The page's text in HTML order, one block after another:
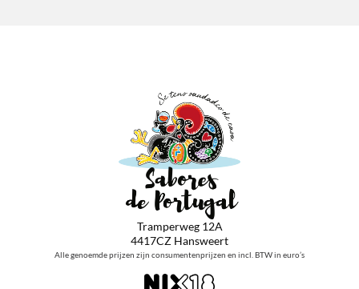
Tramperweg 12A
4417CZ Hansweert
Alle genoemde prijzen zijn consumentenprijzen en incl. BTW in euro’s